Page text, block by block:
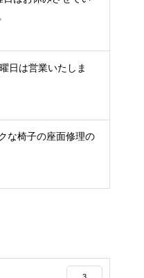
日は営業いたしま
な椅子の座面修理の